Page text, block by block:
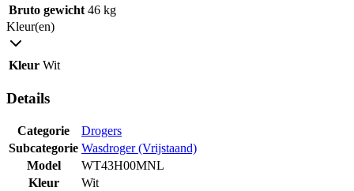
Bruto gewicht 46 kg
Kleur(en)
Kleur Wit
Details
Categorie
Drogers
Subcategorie Wasdroger (Vrijstaand)
Model
WT43H00MNL
Kleur
Wit